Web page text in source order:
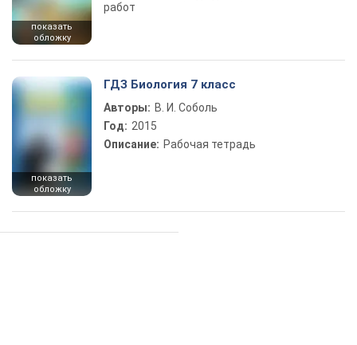
показать
обложку
работ
показать
обложку
ГДЗ Биология 7 класс
Авторы: В. И. Соболь
Год: 2015
Описание: Рабочая тетрадь